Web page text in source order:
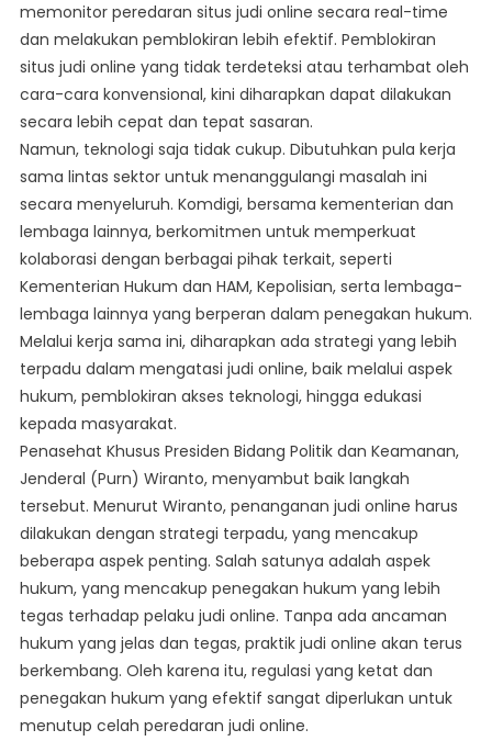
memonitor peredaran situs judi online secara real-time
dan melakukan pemblokiran lebih efektif. Pemblokiran
situs judi online yang tidak terdeteksi atau terhambat oleh
cara-cara konvensional, kini diharapkan dapat dilakukan
secara lebih cepat dan tepat sasaran.
Namun, teknologi saja tidak cukup. Dibutuhkan pula kerja
sama lintas sektor untuk menanggulangi masalah ini
secara menyeluruh. Komdigi, bersama kementerian dan
lembaga lainnya, berkomitmen untuk memperkuat
kolaborasi dengan berbagai pihak terkait, seperti
Kementerian Hukum dan HAM, Kepolisian, serta lembaga-
lembaga lainnya yang berperan dalam penegakan hukum.
Melalui kerja sama ini, diharapkan ada strategi yang lebih
terpadu dalam mengatasi judi online, baik melalui aspek
hukum, pemblokiran akses teknologi, hingga edukasi
kepada masyarakat.
Penasehat Khusus Presiden Bidang Politik dan Keamanan,
Jenderal (Purn) Wiranto, menyambut baik langkah
tersebut. Menurut Wiranto, penanganan judi online harus
dilakukan dengan strategi terpadu, yang mencakup
beberapa aspek penting. Salah satunya adalah aspek
hukum, yang mencakup penegakan hukum yang lebih
tegas terhadap pelaku judi online. Tanpa ada ancaman
hukum yang jelas dan tegas, praktik judi online akan terus
berkembang. Oleh karena itu, regulasi yang ketat dan
penegakan hukum yang efektif sangat diperlukan untuk
menutup celah peredaran judi online.